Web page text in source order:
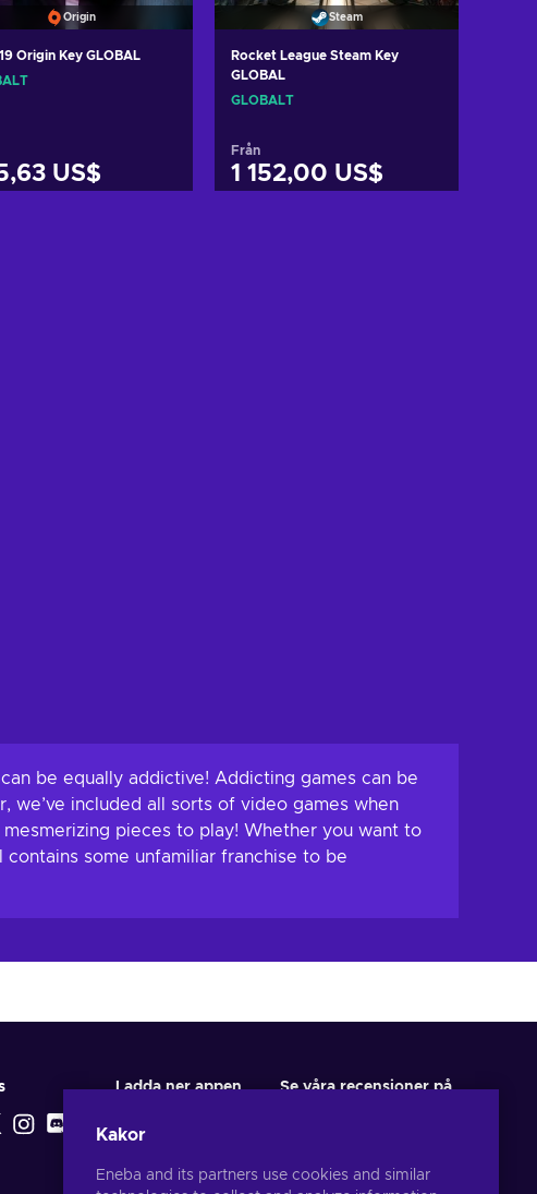
Origin
Origin Key GLOBAL
US$
Steam
Rocket League Steam Key
GLOBAL
GLOBALT
Från
1 152,00 US$
be equally addictive! Addicting games can be
included all sorts of video games when
pieces to play! Whether you want to
some unfamiliar franchise to be
Ladda ner appen Se våra recensioner på
Kakor
Eneba and its partners use cookies and similar